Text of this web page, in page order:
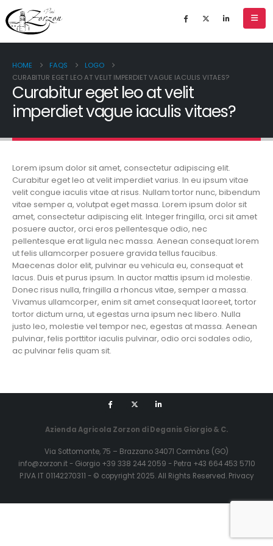
HOME FAQS
LOGO
CURABITUR EGET LEO AT VELIT IMPERDIET VAGUE IACULIS VITAES?
Curabitur eget leo at velit
imperdiet vague iaculis vitaes?
Lorem ipsum dolor sit amet, consectetur adipiscing elit.
Curabitur eget leo at velit imperdiet varius. In eu ipsum vitae
velit congue iaculis vitae at risus. Nullam tortor nunc, bibendum
vitae semper a, volutpat eget massa. Lorem ipsum dolor sit
amet, consectetur adipiscing elit. Integer fringilla, orci sit amet
posuere auctor, orci eros pellentesque odio, nec
pellentesque erat ligula nec massa. Aenean consequat lorem
ut felis ullamcorper posuere gravida tellus faucibus.
Maecenas dolor elit, pulvinar eu vehicula eu, consequat et
lacus. Duis et purus ipsum. In auctor mattis ipsum id molestie.
Donec risus nulla, fringilla a rhoncus vitae, semper a massa.
Vivamus ullamcorper, enim sit amet consequat laoreet, tortor
tortor dictum urna, ut egestas urna ipsum nec libero. Nulla
justo leo, molestie vel tempor nec, egestas at massa. Aenean
pulvinar, felis porttitor iaculis pulvinar, odio orci sodales odio,
ac pulvinar felis quam sit.
Azienda Agricola Zorzon di Deganis Giorgio & C.
Via Sottomonte, 75 – Brazzano 34071 Cormòns (GO)
info@zorzon.it- Giorgio +39 338 244 2059 - Petra +43 664 453 5710
P.IVA IT 01142270311 - © copyright 2025. All Rights Reserved. Privacy